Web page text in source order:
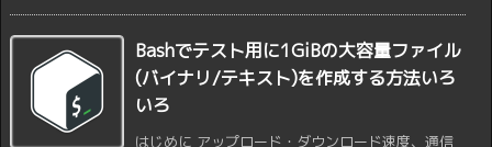
Bashでテスト用に1GiBの大容量ファイル
(バイナリ/テキスト)を作成する方法いろ
いろ
はじめに アップロード・ダウンロード速度、通信